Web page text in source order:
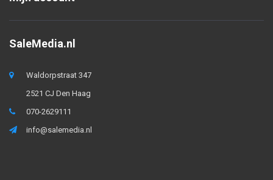
SaleMedia.nl
Waldorpstraat 347
2521 CJ Den Haag
070-2629111
info@salemedia.nl